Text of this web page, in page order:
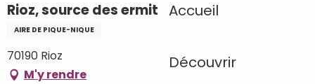
Accueil
Découvrir
Rioz, source des ermites
AIRE DE PIQUE-NIQUE
70190 Rioz
M'y rendre